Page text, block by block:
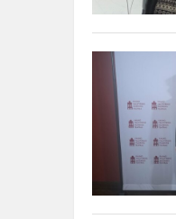
mieste!“
Tarptautiniame
poezijos
festivalyje
„Poezijos
pavasaris
202...